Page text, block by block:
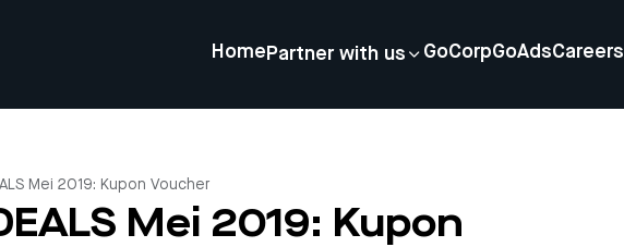
Home Partner with us GoCorpGoAdsCareers
Mei 2019: Kupon Voucher
Mei 2019: Kupon